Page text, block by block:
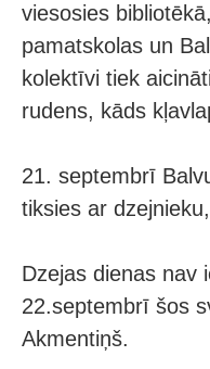
viesosies
pamatskolas un
kolektīvi tiek
rudens, kāds
21. septembrī
tiksies ar
Dzejas dienas nav
22.septembrī šos
Akmentiņš.